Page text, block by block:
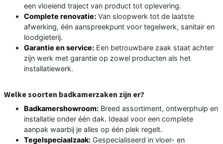
een vloeiend traject van product tot oplevering.
Complete renovatie: Van sloopwerk tot de laatste
afwerking, één aanspreekpunt voor tegelwerk, sanitair en
loodgieterij.
Garantie en service: Een betrouwbare zaak staat achter
zijn werk met garantie op zowel producten als het
installatiewerk.
Welke soorten badkamerzaken zijn er?
Badkamershowroom: Breed assortiment, ontwerphulp en
installatie onder één dak. Ideaal voor een complete
aanpak waarbij je alles op één plek regelt.
Tegelspeciaalzaak: Gespecialiseerd in vloer- en